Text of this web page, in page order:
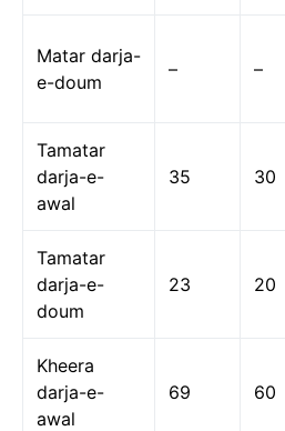
Matar darja-
e-doum
– –
Tamatar
darja-e-
awal
35 30
Tamatar
darja-e-
doum
23 20
Kheera
darja-e-
awal
69 60